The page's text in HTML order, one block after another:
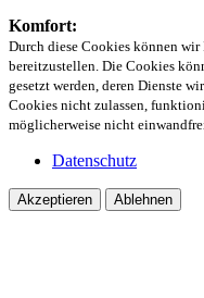
Komfort:
Durch diese Cookies können
bereitzustellen. Die Cookies
gesetzt werden, deren Dienste
Cookies nicht zulassen,
möglicherweise nicht
Datenschutz
Akzeptieren Ablehnen